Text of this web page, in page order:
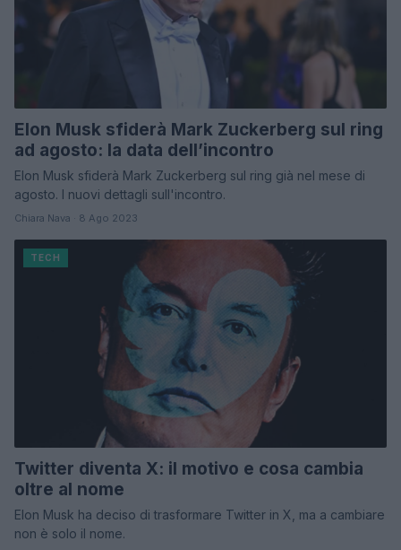
Elon Musk sfiderà Mark Zuckerberg sul ring
ad agosto: la data dell’incontro
Elon Musk sfiderà Mark Zuckerberg sul ring già nel mese di
agosto. I nuovi dettagli sull'incontro.
Chiara Nava · 8 Ago 2023
TECH
Twitter diventa X: il motivo e cosa cambia
oltre al nome
Elon Musk ha deciso di trasformare Twitter in X, ma a cambiare
non è solo il nome.